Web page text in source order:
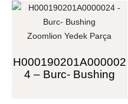
Zoomlion Yedek Parça
H000190201A000002
4 – Burc- Bushing